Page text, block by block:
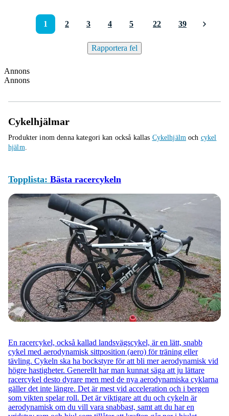
1 2 3 4 5 22 39
Rapportera fel
Annons
Annons
Cykelhjälmar
Produkter inom denna kategori kan också kallas Cykelhjälm och cykel
hjälm.
Topplista: Bästa racercykeln
En racercykel, också kallad landsvägscykel, är en lätt, snabb
cykel med aerodynamisk sittposition (aero) för träning eller
tävling. Cykeln ska ha bockstyre för att bli mer aerodynamisk vid
högre hastigheter. Generellt har man kunnat säga att ju lättare
racercykel desto dyrare men med de nya aerodynamiska cyklarna
gäller det inte längre. Det är mest vid acceleration och i bergen
som vikten spelar roll. Det är viktigare att du och cykeln är
aerodynamisk om du vill vara snabbast, samt att du har en